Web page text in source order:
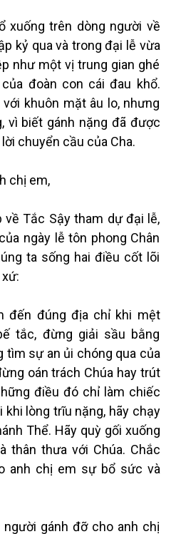
xuống trên dòng người về
kỷ qua và trong đại lễ vừa
như một vị trung gian ghé
đoàn con cái đau khổ.
khuôn mặt âu lo, nhưng
vì biết gánh nặng đã được
chuyển cầu của Cha.
chị em,
Tắc Sậy tham dự đại lễ,
ngày lễ tôn phong Chân
ta sống hai điều cốt lõi
đến đúng địa chỉ khi mệt
tắc, đừng giải sầu bằng
tìm sự an ủi chóng qua của
oán trách Chúa hay trút
điều đó chỉ làm chiếc
khi lòng trĩu nặng, hãy chạy
Thể. Hãy quỳ gối xuống
thân thưa với Chúa. Chắc
anh chị em sự bổ sức và
gánh đỡ cho anh chị